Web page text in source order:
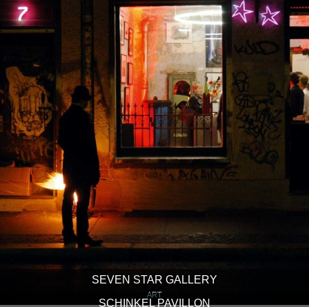
SEVEN STAR GALLERY
ART
SCHINKEL PAVILLON